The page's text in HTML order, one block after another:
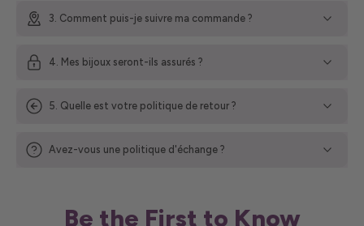
3. Comment puis-je suivre ma commande ?
4. Mes bijoux seront-ils assurés ?
5. Quelle est votre politique de retour ?
Avez-vous une politique d'échange ?
Be the First to Know